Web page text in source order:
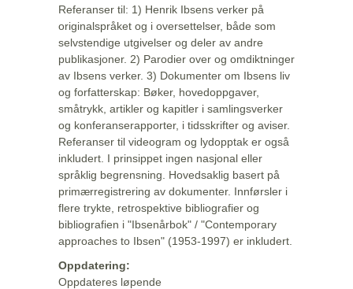
Referanser til: 1) Henrik Ibsens verker på
originalspråket og i oversettelser, både som
selvstendige utgivelser og deler av andre
publikasjoner. 2) Parodier over og omdiktninger
av Ibsens verker. 3) Dokumenter om Ibsens liv
og forfatterskap: Bøker, hovedoppgaver,
småtrykk, artikler og kapitler i samlingsverker
og konferanserapporter, i tidsskrifter og aviser.
Referanser til videogram og lydopptak er også
inkludert. I prinsippet ingen nasjonal eller
språklig begrensning. Hovedsaklig basert på
primærregistrering av dokumenter. Innførsler i
flere trykte, retrospektive bibliografier og
bibliografien i "Ibsenårbok" / "Contemporary
approaches to Ibsen" (1953-1997) er inkludert.
Oppdatering:
Oppdateres løpende